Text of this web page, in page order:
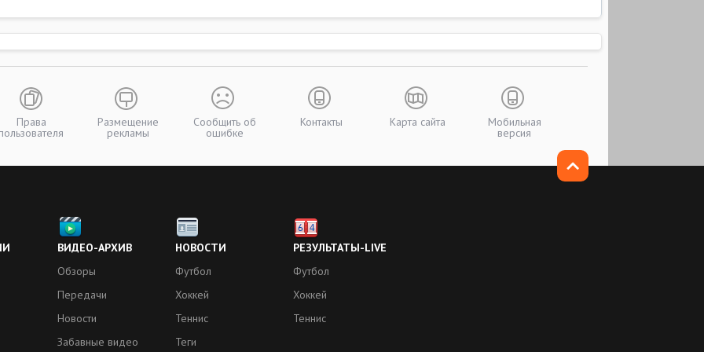
Права Размещение
рекламы
Сообщить об
ошибке
Контакты Карта сайта Мобильная
версия
ВИДЕО-АРХИВ
Обзоры
Передачи
Новости
Забавные видео
НОВОСТИ
Футбол
Хоккей
Теннис
Теги
РЕЗУЛЬТАТЫ-LIVE
Футбол
Хоккей
Теннис